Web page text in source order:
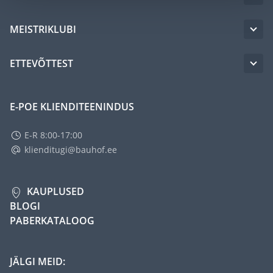
MEISTRIKLUBI
ETTEVÕTTEST
E-POE KLIENDITEENINDUS
E-R 8:00-17:00
klienditugi@bauhof.ee
KAUPLUSED
BLOGI
PABERKATALOOG
JÄLGI MEID: